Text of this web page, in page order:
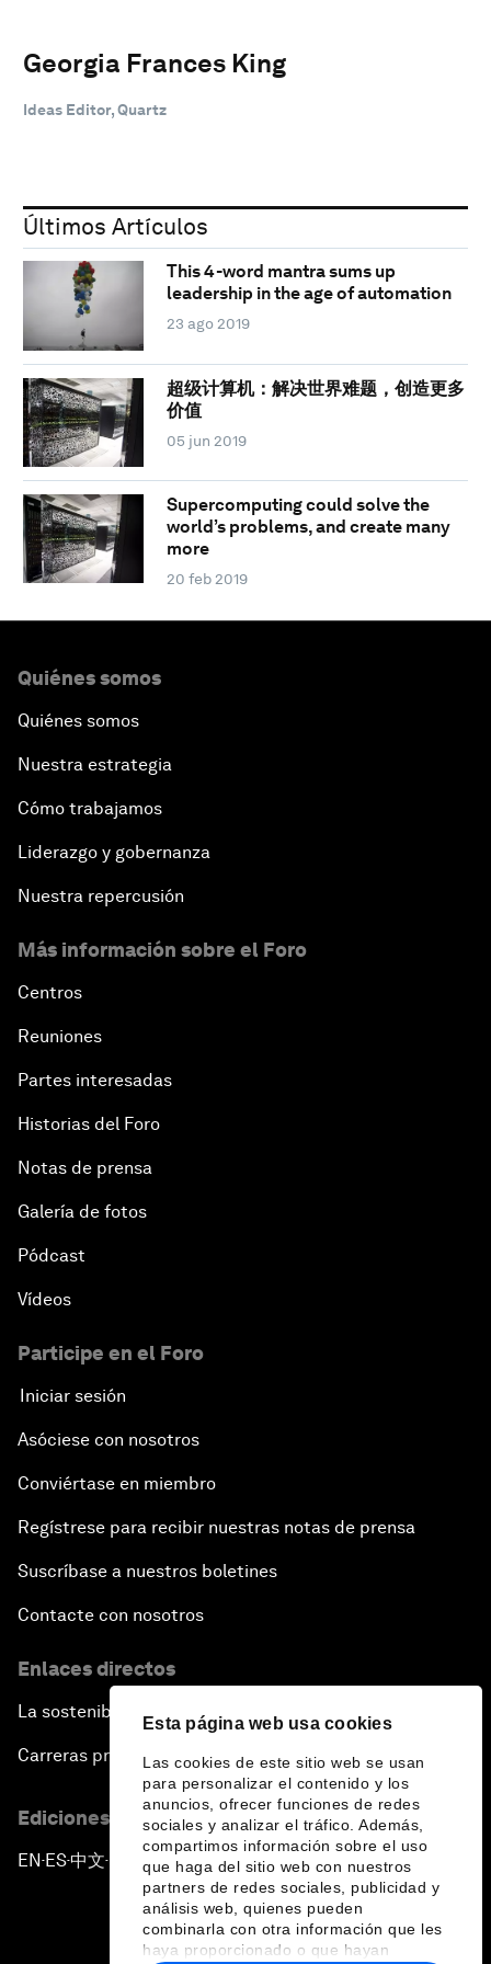
Esta página web usa cookies
Las cookies de este sitio web se usan
para personalizar el contenido y los
anuncios, ofrecer funciones de redes
sociales y analizar el tráfico. Además,
compartimos información sobre el uso
que haga del sitio web con nuestros
partners de redes sociales, publicidad y
análisis web, quienes pueden
combinarla con otra información que les
haya proporcionado o que hayan
Georgia Frances King
Ideas Editor, Quartz
Últimos Artículos
This 4-word mantra sums up
leadership in the age of automation
23 ago 2019
超级计算机：解决世界难题，创造更多
价值
05 jun 2019
Supercomputing could solve the
world’s problems, and create many
more
20 feb 2019
Quiénes somos
Quiénes somos
Nuestra estrategia
Cómo trabajamos
Liderazgo y gobernanza
Nuestra repercusión
Más información sobre el Foro
Centros
Reuniones
Partes interesadas
Historias del Foro
Notas de prensa
Galería de fotos
Pódcast
Vídeos
Participe en el Foro
Iniciar sesión
Asóciese con nosotros
Conviértase en miembro
Regístrese para recibir nuestras notas de prensa
Suscríbase a nuestros boletines
Contacte con nosotros
Enlaces directos
La sostenibilidad en el Foro
Carreras profesionales
Ediciones en otros idiomas
EN ▪ES▪中文▪ 日本語